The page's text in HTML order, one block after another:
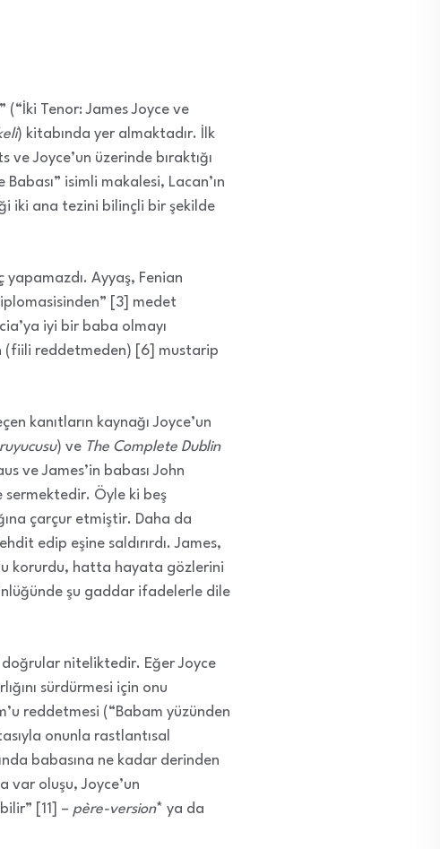
(“İki Tenor: James Joyce ve
) kitabında yer almaktadır. İlk
Joyce’un üzerinde bıraktığı
isimli makalesi, Lacan’ın
iki ana tezini bilinçli bir şekilde
Ayyaş, Fenian
[3] medet
iyi bir baba olmayı
(fiili reddetmeden) [6] mustarip
kanıtların kaynağı Joyce’un
) ve The Complete Dublin
ve James’in babası John
sermektedir. Öyle ki beş
çarçur etmiştir. Daha da
edip eşine saldırırdı. James,
korurdu, hatta hayata gözlerini
şu gaddar ifadelerle dile
doğrular niteliktedir. Eğer Joyce
sürdürmesi için onu
reddetmesi (“Babam yüzünden
onunla rastlantısal
babasına ne kadar derinden
var oluşu, Joyce’un
[11] – père-version* ya da